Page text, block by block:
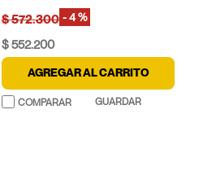
$572.300
$552.200
-4 %
AGREGAR AL CARRITO